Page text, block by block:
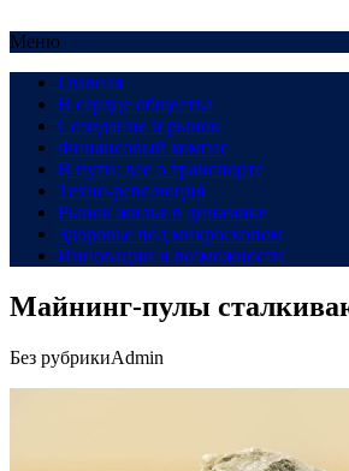
Меню
Главная
В сердце общества
Созидание и рынок
Финансовый компас
В пути: все о транспорте
Техно-революция
Рынок жилья в динамике
Здоровье под микроскопом
Инновации и возможности
Майнинг-пулы
Без рубрикиAdmin